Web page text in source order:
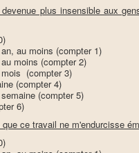
plus insensible aux
au moins (compter 1)
moins (compter 2)
(compter 3)
(compter 4)
(compter 5)
6)
ce travail ne m'endurcisse